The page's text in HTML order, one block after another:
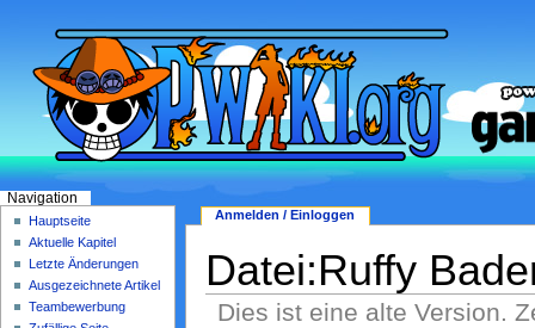
Datei:Ruffy
Dies ist eine alte Version.
Anmelden / Einloggen
Navigation
Hauptseite
Aktuelle Kapitel
Letzte Änderungen
Ausgezeichnete Artikel
Teambewerbung